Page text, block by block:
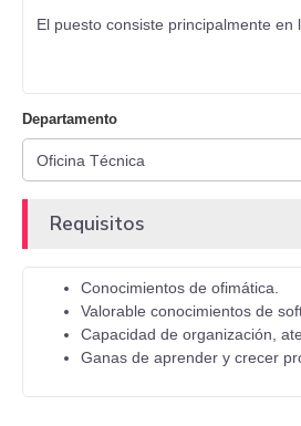
El puesto consiste principalmente
Departamento
Requisitos
Conocimientos de ofimática.
Valorable conocimientos de
Capacidad de organización,
Ganas de aprender y crecer